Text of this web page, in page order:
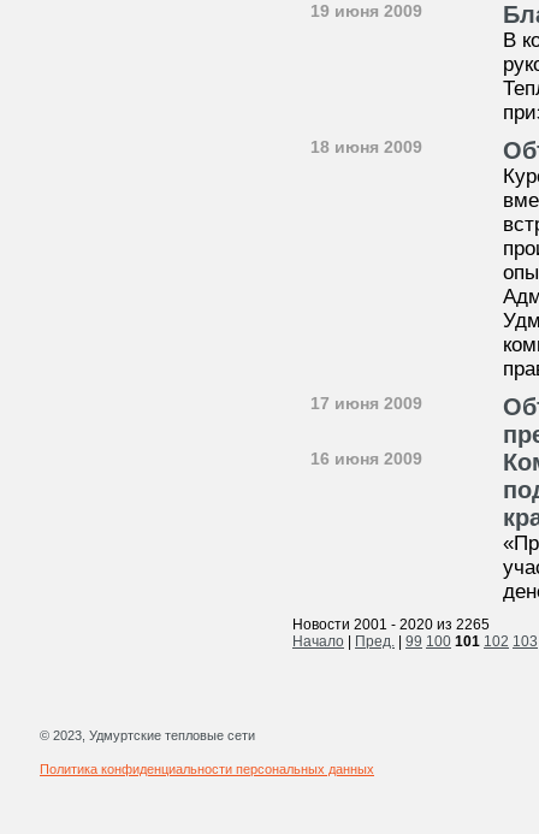
19 июня 2009
В
18 июня 2009
17 июня 2009
16 июня 2009
Новости 2001 - 2020 из 2265
Начало
Пред. 99 100 101 102 103
© 2023, Удмуртские тепловые сети
Политика конфиденциальности персональных данных